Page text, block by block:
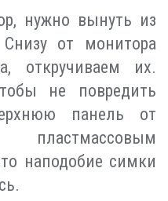
нужно вынуть из
от монитора
откручиваем их.
не повредить
панель от
наподобие симки